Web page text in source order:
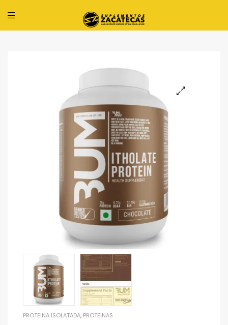
PROTEINA ISOLATADA, PROTEINAS